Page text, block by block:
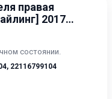
правая
2017-
состоянии.
, 22116799104